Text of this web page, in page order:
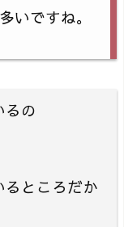
いですね。
るの
るところだか